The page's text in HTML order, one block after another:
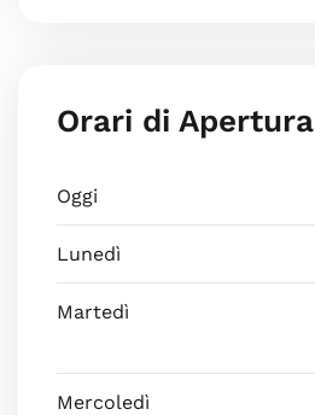
Orari di Apertura
Oggi
Lunedì
Martedì
Mercoledì